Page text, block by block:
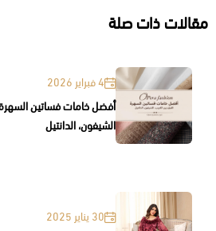
مقالات ذات صلة
4 فبراير 2026
أفضل خامات فساتين
الشيفون، الدانتيل
30 يناير 2025